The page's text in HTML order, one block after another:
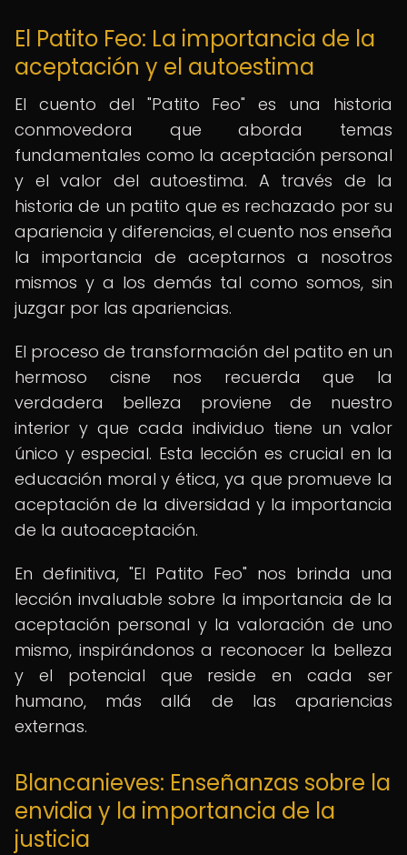
El Patito Feo: La importancia de la
aceptación y el autoestima
El cuento del "Patito Feo" es una historia
conmovedora que aborda temas
fundamentales como la aceptación personal
y el valor del autoestima. A través de la
historia de un patito que es rechazado por su
apariencia y diferencias, el cuento nos enseña
la importancia de aceptarnos a nosotros
mismos y a los demás tal como somos, sin
juzgar por las apariencias.
El proceso de transformación del patito en un
hermoso cisne nos recuerda que la
verdadera belleza proviene de nuestro
interior y que cada individuo tiene un valor
único y especial. Esta lección es crucial en la
educación moral y ética, ya que promueve la
aceptación de la diversidad y la importancia
de la autoaceptación.
En definitiva, "El Patito Feo" nos brinda una
lección invaluable sobre la importancia de la
aceptación personal y la valoración de uno
mismo, inspirándonos a reconocer la belleza
y el potencial que reside en cada ser
humano, más allá de las apariencias
externas.
Blancanieves: Enseñanzas sobre la
envidia y la importancia de la
justicia